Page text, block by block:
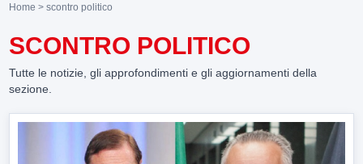
Home > scontro politico
SCONTRO POLITICO
Tutte le notizie, gli approfondimenti e gli aggiornamenti della
sezione.